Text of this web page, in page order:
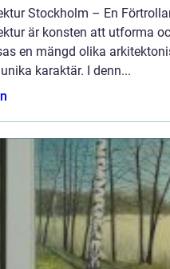
Stockholm – En
är konsten att utforma
en mängd olika
karaktär. I denn...